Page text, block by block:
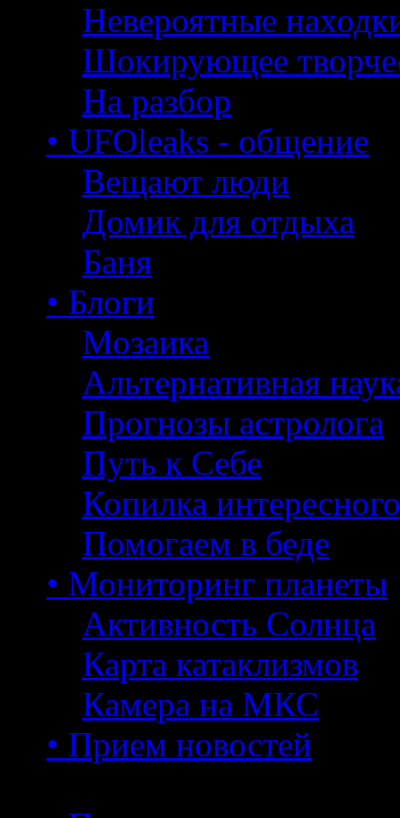
Невероятные
Шокирующее
На разбор
• UFOleaks - общение
Вещают люди
Домик для отдыха
Баня
• Блоги
Мозаика
Альтернативная
Прогнозы астролога
Путь к Себе
Копилка интересного
Помогаем в беде
• Мониторинг планеты
Активность Солнца
Карта катаклизмов
Камера на МКС
• Прием новостей